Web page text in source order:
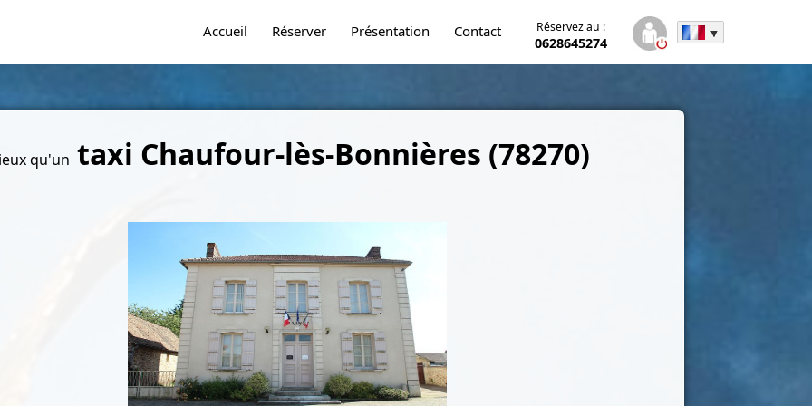
Accueil Réserver Présentation Contact Réservez au :
0628645274
qu'un taxi Chaufour-lès-Bonnières (78270)